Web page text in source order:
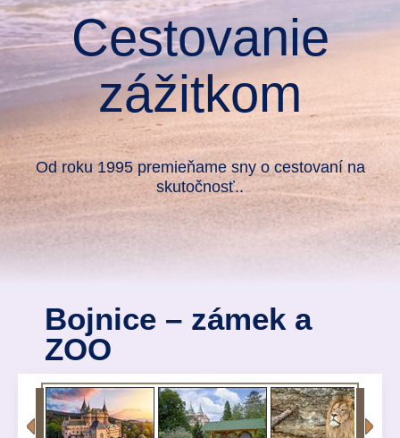
Cestovanie
zážitkom
Od roku 1995 premieňame sny o cestovaní na
skutočnosť..
Bojnice – zámek a
ZOO